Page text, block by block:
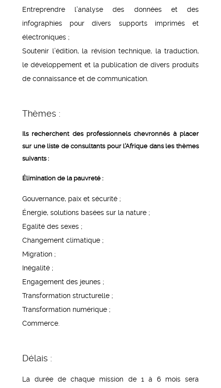
Entreprendre l’analyse des données et des
infographies pour divers supports imprimés et
électroniques ;
Soutenir l’édition, la révision technique, la traduction,
le développement et la publication de divers produits
de connaissance et de communication.
Thèmes :
Ils recherchent des professionnels chevronnés à placer
sur une liste de consultants pour l’Afrique dans les thèmes
suivants :
Élimination de la pauvreté :
Gouvernance, paix et sécurité ;
Énergie, solutions basées sur la nature ;
Egalité des sexes ;
Changement climatique ;
Migration ;
Inégalité ;
Engagement des jeunes ;
Transformation structurelle ;
Transformation numérique ;
Commerce.
Délais :
La durée de chaque mission de 1 à 6 mois sera